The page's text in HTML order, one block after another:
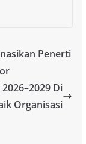
Penerti
Di
Organisasi